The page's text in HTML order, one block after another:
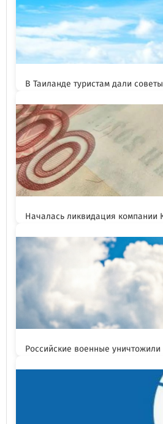
В Таиланде туристам дали
Началась ликвидация компании
Российские военные